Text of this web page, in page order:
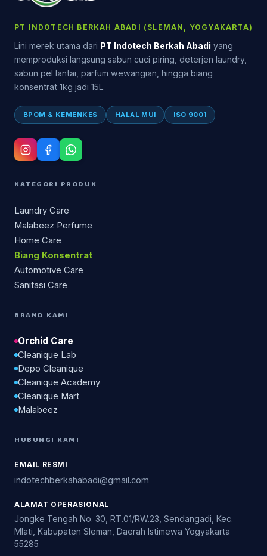
PT INDOTECH BERKAH ABADI (SLEMAN, YOGYAKARTA)
Lini merek utama dari PT Indotech Berkah Abadi yang
memproduksi langsung sabun cuci piring, deterjen laundry,
sabun pel lantai, parfum wewangian, hingga biang
konsentrat 1kg jadi 15L.
BPOM & KEMENKES HALAL MUI ISO 9001
KATEGORI PRODUK
Laundry Care
Malabeez Perfume
Home Care
Biang Konsentrat
Automotive Care
Sanitasi Care
BRAND KAMI
Orchid Care
Cleanique Lab
Depo Cleanique
Cleanique Academy
Cleanique Mart
Malabeez
HUBUNGI KAMI
EMAIL RESMI
indotechberkahabadi@gmail.com
ALAMAT OPERASIONAL
Jongke Tengah No. 30, RT.01/RW.23, Sendangadi, Kec.
Mlati, Kabupaten Sleman, Daerah Istimewa Yogyakarta
55285